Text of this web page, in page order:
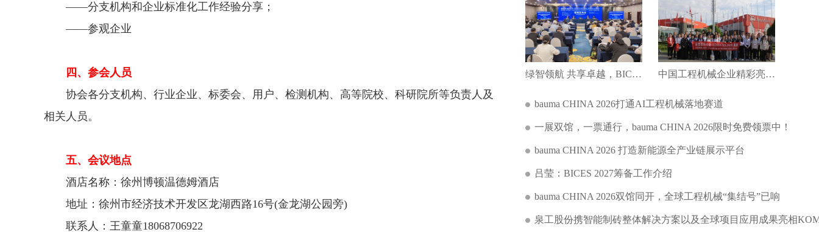
——分支机构和企业标准化工作经验分享；
——参观企业
四、参会人员
协会各分支机构、行业企业、标委会、用户、检测机构、高等院校、科研院所等负责人及
相关人员。
五、会议地点
酒店名称：徐州博顿温德姆酒店
地址：徐州市经济技术开发区龙湖西路16号(金龙湖公园旁)
联系人：王童童18068706922
绿智领航 共享卓越，BICES 2027新闻发布会在京召开 中国工程机械企业精彩亮相第十八届土耳其工程机械展（KOMATEK2026）
bauma CHINA 2026打通AI工程机械落地赛道
一展双馆，一票通行，bauma CHINA 2026限时免费领票中！
bauma CHINA 2026 打造新能源全产业链展示平台
吕莹：BICES 2027筹备工作介绍
bauma CHINA 2026双馆同开，全球工程机械“集结号”已响
泉工股份携智能制砖整体解决方案以及全球项目应用成果亮相